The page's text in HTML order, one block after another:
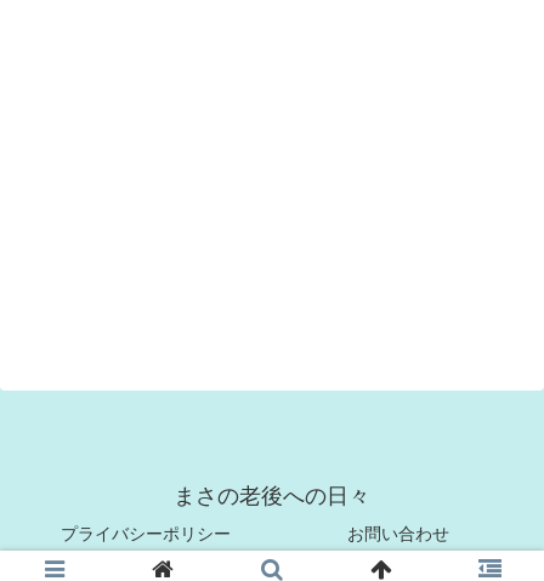
まさの老後への日々
プライバシーポリシー お問い合わせ
© 2021 まさの老後への日々.